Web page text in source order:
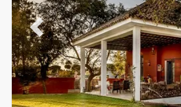
Previous